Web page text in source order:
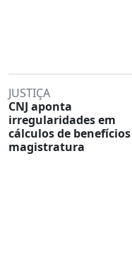
JUSTIÇA
CNJ aponta
irregularidades em
cálculos de
magistratura